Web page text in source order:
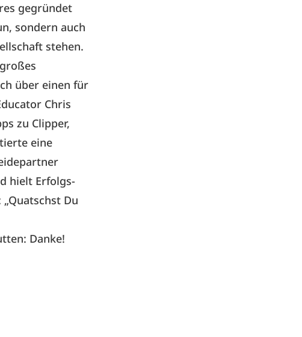
gegründet
sondern auch
stehen.
über einen für
Chris
zu Clipper,
eine
hielt Erfolgs-
Du
Danke!